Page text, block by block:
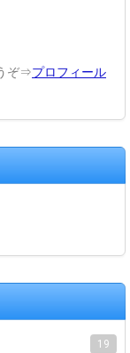
ぞ⇒プロフィール
19